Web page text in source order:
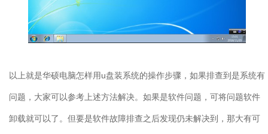
以上就是华硕电脑怎样用u盘装系统的操作步骤，如果排查到是系统有
问题，大家可以参考上述方法解决。如果是软件问题，可将问题软件
卸载就可以了。但要是软件故障排查之后发现仍未解决到，那大有可